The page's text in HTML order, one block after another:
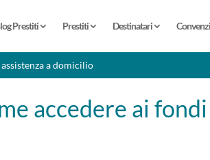
Prestiti Prestiti Destinatari
a domicilio
accedere ai